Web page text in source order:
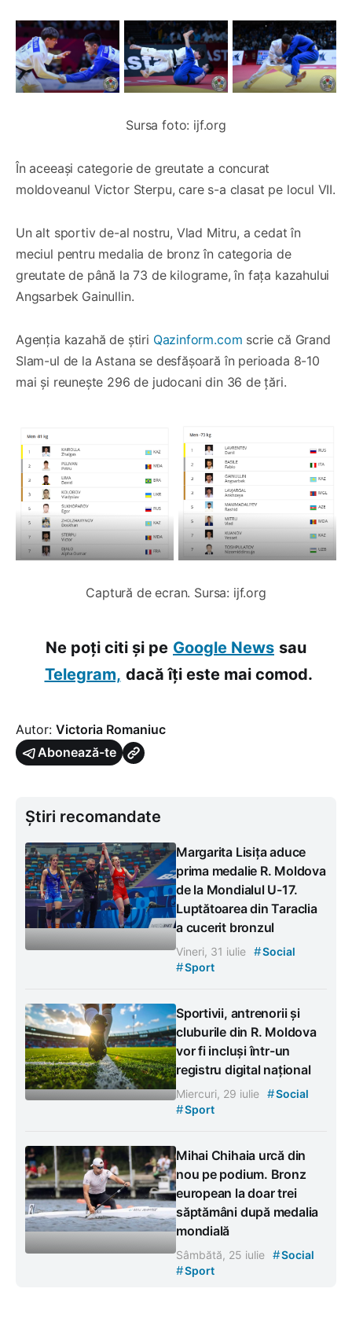
Sursa foto: ijf.org
În aceeași categorie de greutate a concurat
moldoveanul Victor Sterpu, care s-a clasat pe locul VII.
Un alt sportiv de-al nostru, Vlad Mitru, a cedat în
meciul pentru medalia de bronz în categoria de
greutate de până la 73 de kilograme, în fața kazahului
Angsarbek Gainullin.
Agenția kazahă de știri Qazinform.com scrie că Grand
Slam-ul de la Astana se desfășoară în perioada 8-10
mai și reunește 296 de judocani din 36 de țări.
Captură de ecran. Sursa: ijf.org
Ne poți citi și pe Google News sau
Telegram, dacă îți este mai comod.
Autor: Victoria Romaniuc
Abonează-te
Știri recomandate
Margarita Lisița aduce
prima medalie R. Moldova
de la Mondialul U-17.
Luptătoarea din Taraclia
a cucerit bronzul
Vineri, 31 iulie #Social
#Sport
Sportivii, antrenorii și
cluburile din R. Moldova
vor fi incluși într-un
registru digital național
Miercuri, 29 iulie #Social
#Sport
Mihai Chihaia urcă din
nou pe podium. Bronz
european la doar trei
săptămâni după medalia
mondială
Sâmbătă, 25 iulie #Social
#Sport